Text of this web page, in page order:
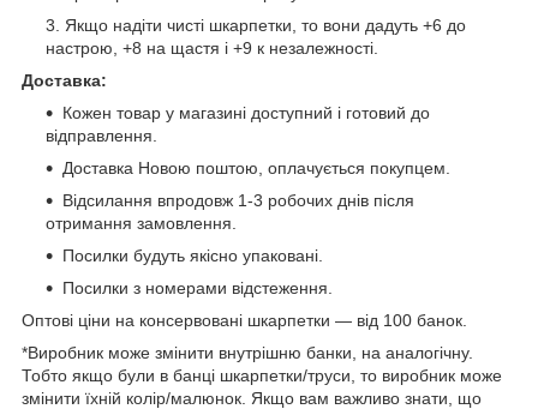
Якщо надіти чисті шкарпетки, то вони дадуть +6 до
настрою, +8 на щастя і +9 к незалежності.
Доставка:
Кожен товар у магазині доступний і готовий до
відправлення.
Доставка Новою поштою, оплачується покупцем.
Відсилання впродовж 1-3 робочих днів після
отримання замовлення.
Посилки будуть якісно упаковані.
Посилки з номерами відстеження.
Оптові ціни на консервовані шкарпетки — від 100 банок.
*Виробник може змінити внутрішню банки, на аналогічну.
Тобто якщо були в банці шкарпетки/труси, то виробник може
змінити їхній колір/малюнок. Якщо вам важливо знати, що